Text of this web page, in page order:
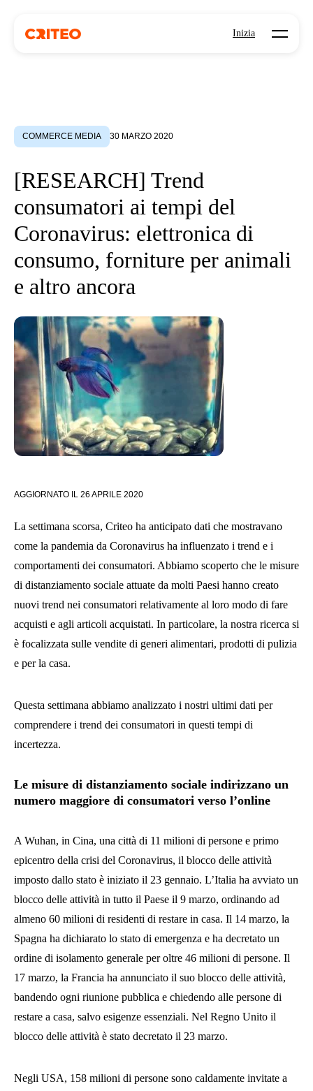
Inizia Open
COMMERCE MEDIA 30 MARZO 2020
[RESEARCH] Trend
consumatori ai tempi del
Coronavirus: elettronica di
consumo, forniture per animali
e altro ancora
AGGIORNATO IL 26 APRILE 2020
La settimana scorsa, Criteo ha anticipato dati che mostravano
come la pandemia da Coronavirus ha influenzato i trend e i
comportamenti dei consumatori. Abbiamo scoperto che le misure
di distanziamento sociale attuate da molti Paesi hanno creato
nuovi trend nei consumatori relativamente al loro modo di fare
acquisti e agli articoli acquistati. In particolare, la nostra ricerca si
è focalizzata sulle vendite di generi alimentari, prodotti di pulizia
e per la casa.
Questa settimana abbiamo analizzato i nostri ultimi dati per
comprendere i trend dei consumatori in questi tempi di
incertezza.
Le misure di distanziamento sociale indirizzano un
numero maggiore di consumatori verso l’online
A Wuhan, in Cina, una città di 11 milioni di persone e primo
epicentro della crisi del Coronavirus, il blocco delle attività
imposto dallo stato è iniziato il 23 gennaio. L’Italia ha avviato un
blocco delle attività in tutto il Paese il 9 marzo, ordinando ad
almeno 60 milioni di residenti di restare in casa. Il 14 marzo, la
Spagna ha dichiarato lo stato di emergenza e ha decretato un
ordine di isolamento generale per oltre 46 milioni di persone. Il
17 marzo, la Francia ha annunciato il suo blocco delle attività,
bandendo ogni riunione pubblica e chiedendo alle persone di
restare a casa, salvo esigenze essenziali. Nel Regno Unito il
blocco delle attività è stato decretato il 23 marzo.
Negli USA, 158 milioni di persone sono caldamente invitate a